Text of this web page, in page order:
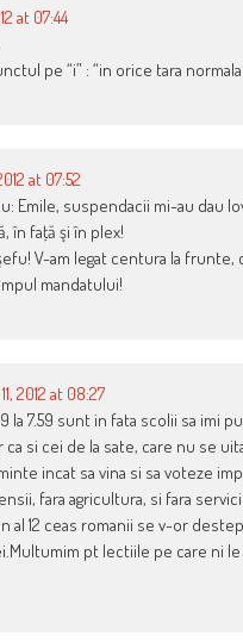
at 07:44
pe “i” : “in orice tara normala
at 07:52
Emile, suspendacii mi-au dau
în faţă şi în plex!
V-am legat centura la frunte,
mandatului!
2012 at 08:27
la 7.59 sunt in fata scolii sa imi
ca si cei de la sate, care nu se
incat sa vina si sa voteze
fara agricultura, si fara
al 12 ceas romanii se v-or
pt lectiile pe care ni le